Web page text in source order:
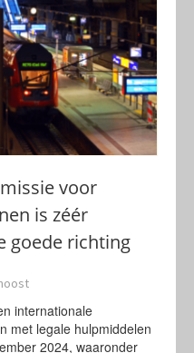
voor
is zéér
goede richting
internationale
met legale hulpmiddelen
2024, waaronder